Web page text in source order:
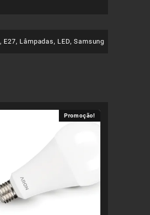
, E27, Lâmpadas , LED,Samsung
Promoção!